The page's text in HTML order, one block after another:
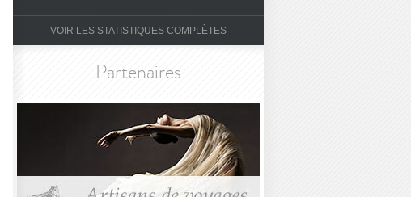
VOIR LES STATISTIQUES COMPLÈTES
Partenaires